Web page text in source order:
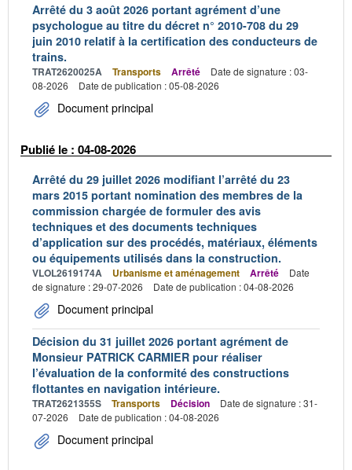
Arrêté du 3 août 2026 portant agrément d’une
psychologue au titre du décret n° 2010-708 du 29
juin 2010 relatif à la certification des conducteurs de
trains.
TRAT2620025A Transports Arrêté
Date de signature : 03-
08-2026
Date de publication : 05-08-2026
Document principal
Publié le : 04-08-2026
Arrêté du 29 juillet 2026 modifiant l’arrêté du 23
mars 2015 portant nomination des membres de la
commission chargée de formuler des avis
techniques et des documents techniques
d’application sur des procédés, matériaux, éléments
ou équipements utilisés dans la construction.
VLOL2619174A Urbanisme et aménagement Arrêté
Date
de signature : 29-07-2026
Date de publication : 04-08-2026
Document principal
Décision du 31 juillet 2026 portant agrément de
Monsieur PATRICK CARMIER pour réaliser
l’évaluation de la conformité des constructions
flottantes en navigation intérieure.
TRAT2621355S Transports Décision
Date de signature : 31-
07-2026
Date de publication : 04-08-2026
Document principal